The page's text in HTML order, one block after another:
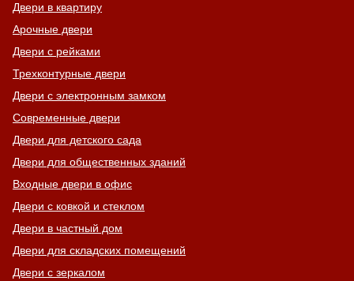
Двери в квартиру
Арочные двери
Двери с рейками
Трехконтурные двери
Двери с электронным замком
Современные двери
Двери для детского сада
Двери для общественных зданий
Входные двери в офис
Двери с ковкой и стеклом
Двери в частный дом
Двери для складских помещений
Двери с зеркалом